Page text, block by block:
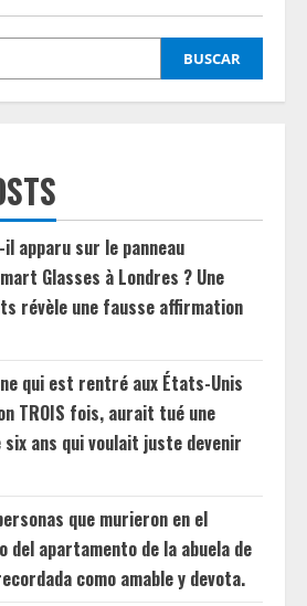
BUSCAR
apparu sur le panneau
Glasses à Londres ? Une
révèle une fausse affirmation
qui est rentré aux États-Unis
TROIS fois, aurait tué une
ans qui voulait juste devenir
que murieron en el
del apartamento de la abuela de
como amable y devota.